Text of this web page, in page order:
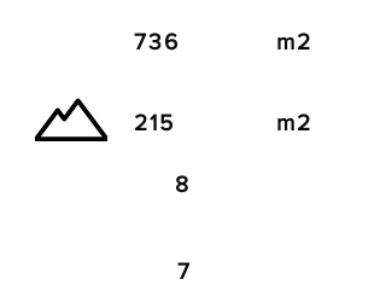
736 m2
215 m2
8
7